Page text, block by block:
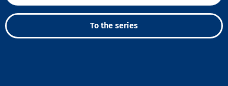
To the series